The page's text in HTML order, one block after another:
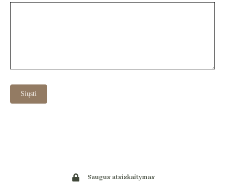
Siųsti
Saugus atsiskaitymas